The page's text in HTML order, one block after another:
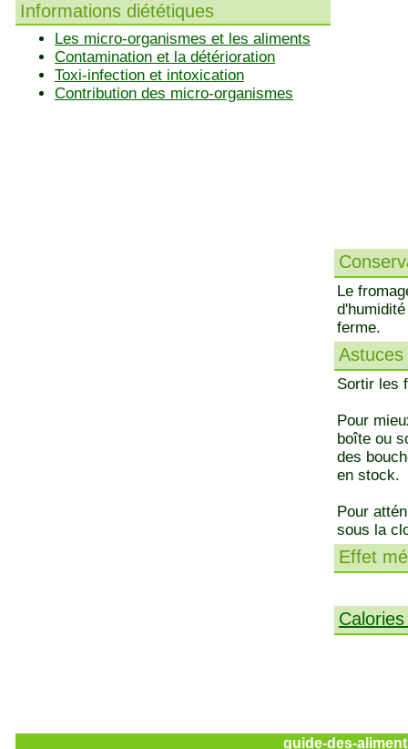
Informations diététiques
Les micro-organismes et les aliments
Contamination et la détérioration
Toxi-infection et intoxication
Contribution des micro-organismes
Le
ferme.
Astuces
Sortir les
Pour
boîte ou
des
en stock.
Pour
sous la
Effet
guide-des-